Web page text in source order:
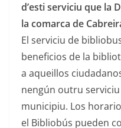
d’esti serviciu que la
la comarca de
El serviciu de
beneficios de la
a aqueillos
nengún outru
municipiu. Los
el Bibliobús pueden